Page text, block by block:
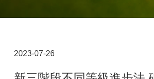
2023-07-26